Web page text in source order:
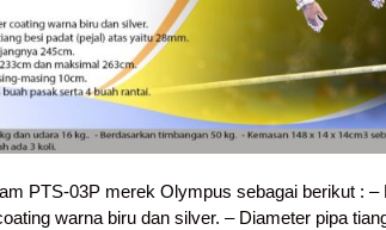
PTS-03P merek Olympus sebagai berikut : –
warna biru dan silver. – Diameter pipa